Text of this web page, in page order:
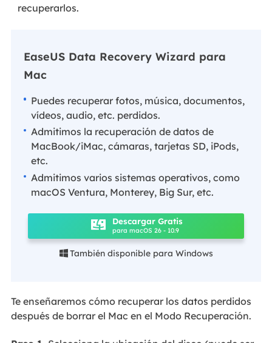
recuperarlos.
EaseUS Data Recovery Wizard para
Mac
Puedes recuperar fotos, música, documentos,
vídeos, audio, etc. perdidos.
Admitimos la recuperación de datos de
MacBook/iMac, cámaras, tarjetas SD, iPods,
etc.
Admitimos varios sistemas operativos, como
macOS Ventura, Monterey, Big Sur, etc.
Descargar Gratis
para macOS 26 - 10.9
 También disponible para Windows
Te enseñaremos cómo recuperar los datos perdidos
después de borrar el Mac en el Modo Recuperación.